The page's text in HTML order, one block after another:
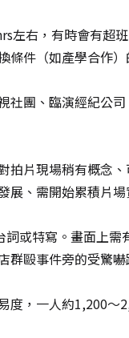
左右，有時會有超
條件（如產學合作）
社團、臨演經紀公司
對拍片現場稍有概念
展、需開始累積片場
或特寫。畫面上
群毆事件旁的受驚
度，一人約1,200